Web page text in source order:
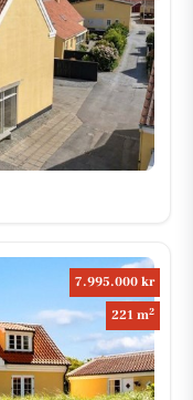
7.995.000 kr
221 m2